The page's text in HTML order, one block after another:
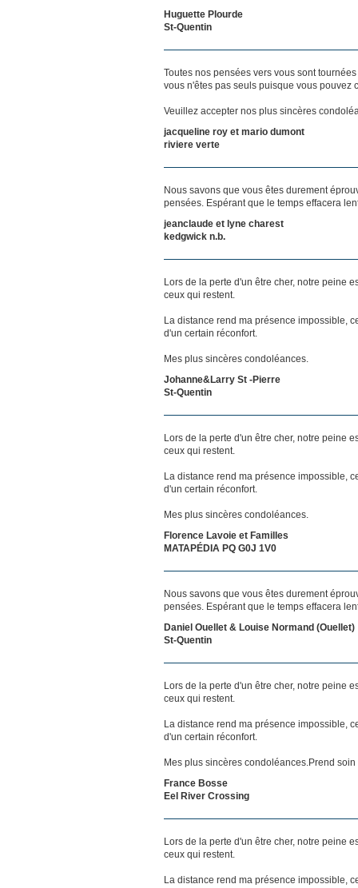
Huguette Plourde
St-Quentin
Toutes nos pensées vers vous sont
vous n'êtes pas seuls puisque vous pouvez
Veuillez accepter nos plus sincères
jacqueline roy et mario dumont
riviere verte
Nous savons que vous êtes durement
pensées. Espérant que le temps effacera
jeanclaude et lyne charest
kedgwick n.b.
Lors de la perte d'un être cher, notre peine
ceux qui restent.
La distance rend ma présence impossible,
d'un certain réconfort.
Mes plus sincères condoléances.
Johanne&Larry St -Pierre
St-Quentin
Lors de la perte d'un être cher, notre peine
ceux qui restent.
La distance rend ma présence impossible,
d'un certain réconfort.
Mes plus sincères condoléances.
Florence Lavoie et Familles
MATAPÉDIA PQ G0J 1V0
Nous savons que vous êtes durement
pensées. Espérant que le temps effacera
Daniel Ouellet & Louise Normand (Ouellet)
St-Quentin
Lors de la perte d'un être cher, notre peine
ceux qui restent.
La distance rend ma présence impossible,
d'un certain réconfort.
Mes plus sincères condoléances.Prend
France Bosse
Eel River Crossing
Lors de la perte d'un être cher, notre peine
ceux qui restent.
La distance rend ma présence impossible,